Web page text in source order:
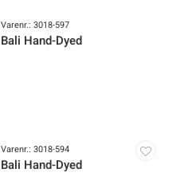
Varenr.: 3018-597
Bali Hand-Dyed